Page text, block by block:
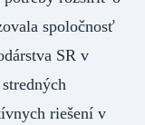
spoločnosť
SR v
riešení v